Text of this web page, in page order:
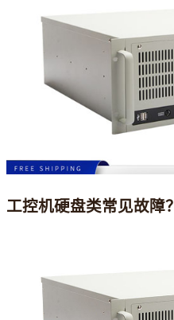
工控机硬盘类常见故障？